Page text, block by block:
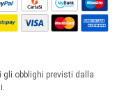
gli obblighi previsti dalla